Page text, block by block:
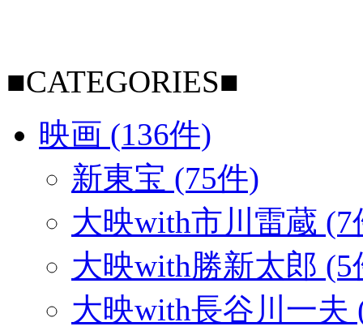
■CATEGORIES■
映画 (136件)
新東宝 (75件)
大映with市川雷蔵 (7
大映with勝新太郎 (5
大映with長谷川一夫